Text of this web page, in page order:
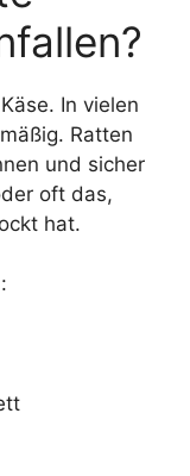
In vielen
Ratten
und sicher
oft das,
hat.